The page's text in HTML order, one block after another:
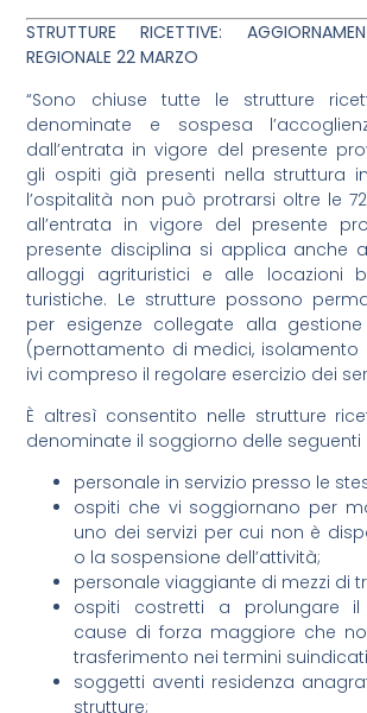
STRUTTURE RICETTIVE:
REGIONALE 22 MARZO
“Sono chiuse tutte le strutture
denominate e sospesa
dall’entrata in vigore del presente
gli ospiti già presenti nella struttura
l’ospitalità non può protrarsi oltre le
all’entrata in vigore del presente
presente disciplina si applica anche
alloggi agrituristici e alle locazioni
turistiche. Le strutture possono
per esigenze collegate alla gestione
(pernottamento di medici, isolamento
ivi compreso il regolare esercizio dei
È altresì consentito nelle strutture
denominate il soggiorno delle seguenti
personale in servizio presso le
ospiti che vi soggiornano per
uno dei servizi per cui non è
o la sospensione dell’attività;
personale viaggiante di mezzi di
ospiti costretti a prolungare
cause di forza maggiore che
trasferimento nei termini
soggetti aventi residenza
strutture;